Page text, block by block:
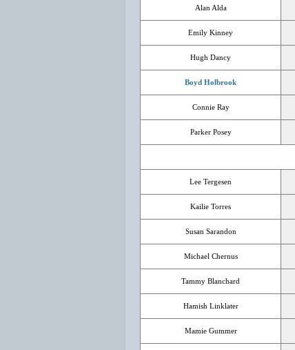
Alan Alda
Emily Kinney
Hugh Dancy
Boyd Holbrook
Connie Ray
Parker Posey
Lee Tergesen
Kailie Torres
Susan Sarandon
Michael Chernus
Tammy Blanchard
Hamish Linklater
Mamie Gummer